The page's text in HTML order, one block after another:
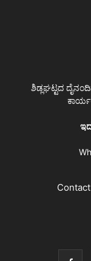
ಶಿಡ್ಲಘಟ್ಟದ